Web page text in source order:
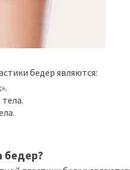
бедер являются:
бедер?